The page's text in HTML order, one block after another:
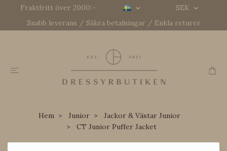
Fraktfritt över 2000:-
SEK
Snabb leverans / Säkra betalningar / Enkla returer
Hem Junior
Jackor & Västar Junior
CT Junior Puffer Jacket